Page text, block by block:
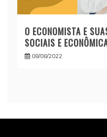
O ECONOMISTA E
SOCIAIS E
08/08/2022